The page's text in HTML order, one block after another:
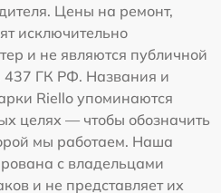
Цены на ремонт,
исключительно
и не являются публичной
437 ГК РФ. Названия и
Riello упоминаются
целях — чтобы обозначить
мы работаем. Наша
с владельцами
и не представляет их